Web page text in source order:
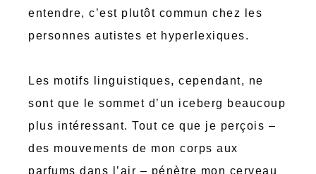
entendre, c’est plutôt commun chez les
personnes autistes et hyperlexiques.
Les motifs linguistiques, cependant, ne
sont que le sommet d’un iceberg beaucoup
plus intéressant. Tout ce que je perçois –
des mouvements de mon corps aux
parfums dans l’air – pénètre mon cerveau